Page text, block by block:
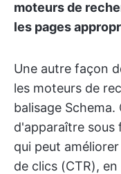
moteurs de
les pages
Une autre façon
les moteurs de
balisage
d'apparaître sous
qui peut
de clics (CTR),